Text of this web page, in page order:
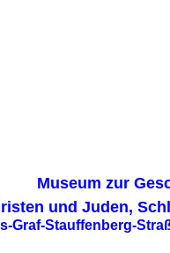
Museum zur
und Juden,
Graf-Stauffenberg-